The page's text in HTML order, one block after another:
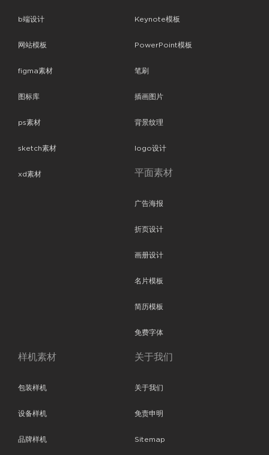
b端设计
网站模板
figma素材
图标库
ps素材
sketch素材
xd素材
Keynote模板
PowerPoint模板
笔刷
插画图片
背景纹理
logo设计
平面素材
广告海报
折页设计
画册设计
名片模板
简历模板
免费字体
样机素材
包装样机
设备样机
品牌样机
关于我们
关于我们
免责申明
Sitemap